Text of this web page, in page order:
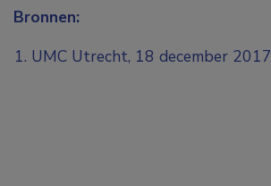
Bronnen:
UMC Utrecht, 18 december 2017